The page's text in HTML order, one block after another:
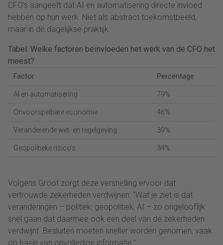
CFO’s aangeeft dat AI en automatisering directe invloed
hebben op hun werk. Niet als abstract toekomstbeeld,
maar in de dagelijkse praktijk.
Tabel: Welke factoren beïnvloeden het werk van de CFO het
meest?
Factor Percentage
AI en automatisering 79%
Onvoorspelbare economie 46%
Veranderende wet- en regelgeving 39%
Geopolitieke risico’s 34%
Volgens Groot zorgt deze versnelling ervoor dat
vertrouwde zekerheden verdwijnen: “Wat je ziet is dat
veranderingen – politiek, geopolitiek, AI – zo ongelooflijk
snel gaan dat daarmee ook een deel van de zekerheden
verdwijnt. Besluiten moeten sneller worden genomen, vaak
op basis van onvolledige informatie.”